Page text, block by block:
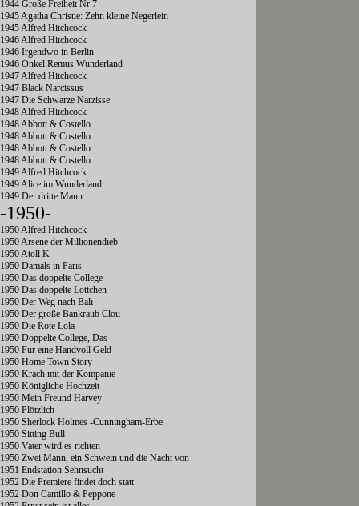
1944 Große Freiheit Nr 7
1945 Agatha Christie: Zehn kleine Negerlein
1945 Alfred Hitchcock
1946 Alfred Hitchcock
1946 Irgendwo in Berlin
1946 Onkel Remus Wunderland
1947 Alfred Hitchcock
1947 Black Narcissus
1947 Die Schwarze Narzisse
1948 Alfred Hitchcock
1948 Abbott & Costello
1948 Abbott & Costello
1948 Abbott & Costello
1948 Abbott & Costello
1949 Alfred Hitchcock
1949 Alice im Wunderland
1949 Der dritte Mann
-1950-
1950 Alfred Hitchcock
1950 Arsene der Millionendieb
1950 Atoll K
1950 Damals in Paris
1950 Das doppelte College
1950 Das doppelte Lottchen
1950 Der Weg nach Bali
1950 Der große Bankraub Clou
1950 Die Rote Lola
1950 Doppelte College, Das
1950 Für eine Handvoll Geld
1950 Home Town Story
1950 Krach mit der Kompanie
1950 Königliche Hochzeit
1950 Mein Freund Harvey
1950 Plötzlich
1950 Sherlock Holmes -Cunningham-Erbe
1950 Sitting Bull
1950 Vater wird es richten
1950 Zwei Mann, ein Schwein und die Nacht von
1951 Endstation Sehnsucht
1952 Die Premiere findet doch statt
1952 Don Camillo & Peppone